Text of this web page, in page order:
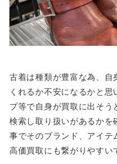
古着は種類が豊富な為、自
くれるか不安になるかと
プ等で自身が買取に出そ
検索し取り扱いがあるかを
事でそのブランド、アイテ
高価買取にも繋がりやすい